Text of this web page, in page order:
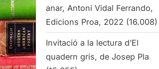
anar, Antoni Vidal Ferrando,
Edicions Proa, 2022 (16.008)
Invitació a la lectura d’El
quadern gris, de Josep Pla